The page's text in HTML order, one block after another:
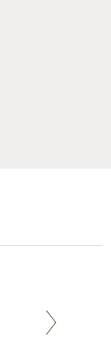
Parce que nous